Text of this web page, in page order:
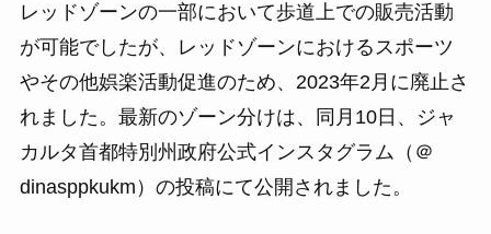
レッドゾーンの一部において歩道上での販売活動
が可能でしたが、レッドゾーンにおけるスポーツ
やその他娯楽活動促進のため、2023年2月に廃止さ
れました。最新のゾーン分けは、同月10日、ジャ
カルタ首都特別州政府公式インスタグラム（＠
dinasppkukm）の投稿にて公開されました。